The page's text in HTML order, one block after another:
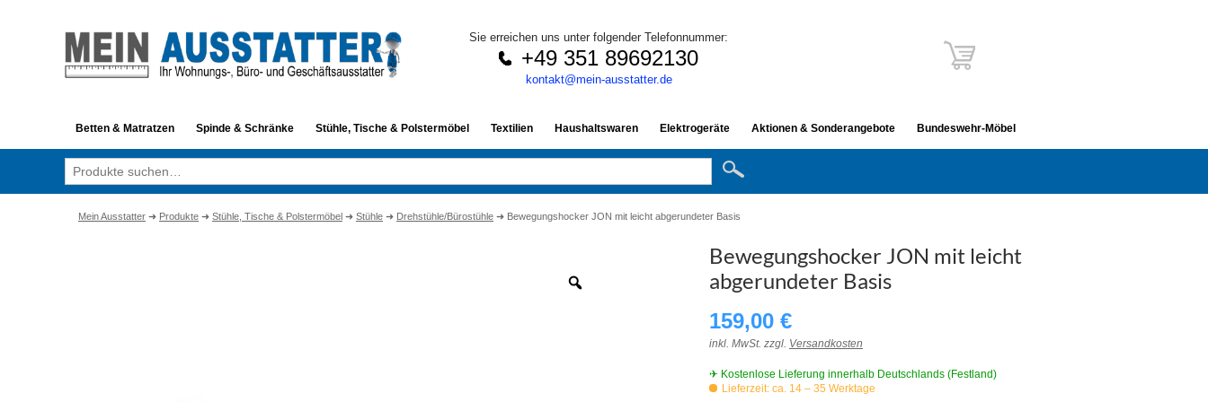
Sie erreichen uns unter folgender Telefonnummer:
+49 351 89692130
kontakt@mein-ausstatter.de
Betten & Matratzen Spinde & Schränke Stühle, Tische & Polstermöbel Textilien Haushaltswaren Elektrogeräte Aktionen & Sonderangebote Bundeswehr-Möbel
Suche
nach:
Mein Ausstatter ➜ Produkte ➜ Stühle, Tische & Polstermöbel ➜ Stühle ➜ Drehstühle/Bürostühle ➜ Bewegungshocker JON mit leicht abgerundeter Basis
Bewegungshocker JON mit leicht
abgerundeter Basis
159,00 €
inkl. MwSt. zzgl. Versandkosten
✈ Kostenlose Lieferung innerhalb Deutschlands (Festland)
Lieferzeit: ca. 14 – 35 Werktage